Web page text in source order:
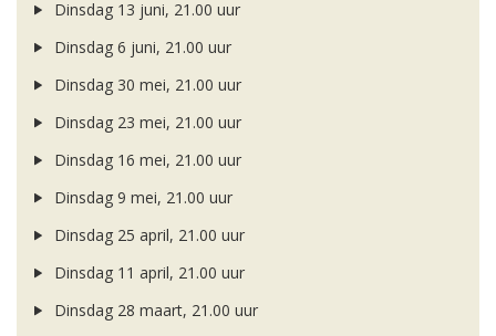
Dinsdag 13 juni, 21.00 uur
Dinsdag 6 juni, 21.00 uur
Dinsdag 30 mei, 21.00 uur
Dinsdag 23 mei, 21.00 uur
Dinsdag 16 mei, 21.00 uur
Dinsdag 9 mei, 21.00 uur
Dinsdag 25 april, 21.00 uur
Dinsdag 11 april, 21.00 uur
Dinsdag 28 maart, 21.00 uur